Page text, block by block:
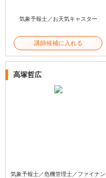
気象予報士／お天気キャスター
講師候補に入れる
高塚哲広
気象予報士／危機管理士／ファイナン